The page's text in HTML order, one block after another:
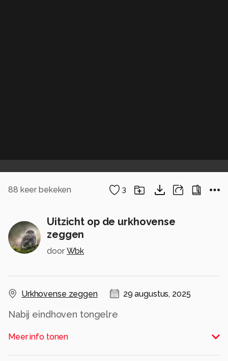
88 keer bekeken 3
Uitzicht op de urkhovense
zeggen
door Wbk
Urkhovense zeggen 29 augustus, 2025
Nabij eindhoven tongelre
Alle rechten voorbehouden
Meer info tonen